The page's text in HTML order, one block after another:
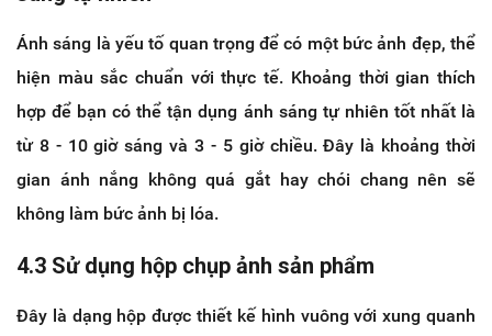
Ánh sáng là yếu tố quan trọng để có một bức ảnh đẹp, thể
hiện màu sắc chuẩn với thực tế. Khoảng thời gian thích
hợp để bạn có thể tận dụng ánh sáng tự nhiên tốt nhất là
từ 8 - 10 giờ sáng và 3 - 5 giờ chiều. Đây là khoảng thời
gian ánh nắng không quá gắt hay chói chang nên sẽ
không làm bức ảnh bị lóa.
4.3 Sử dụng hộp chụp ảnh sản phẩm
Đây là dạng hộp được thiết kế hình vuông với xung quanh